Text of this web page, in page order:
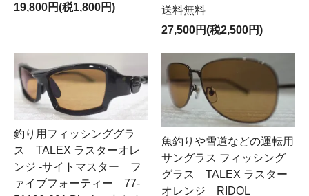
19,800円(税1,800円)
送料無料
27,500円(税2,500円)
釣り用フィッシンググラ
ス TALEX ラスターオレ
ンジ -サイトマスター フ
ァイブフォーティー 77-
魚釣りや雪道などの運転用
サングラス フィッシング
グラス TALEX ラスター
オレンジ RIDOL